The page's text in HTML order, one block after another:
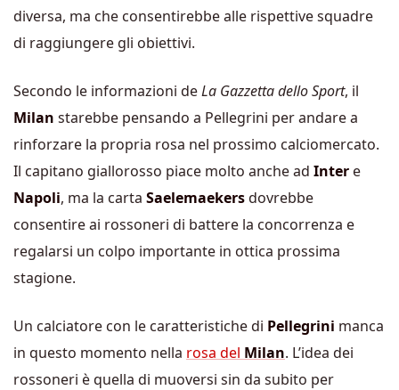
diversa, ma che consentirebbe alle rispettive squadre
di raggiungere gli obiettivi.
Secondo le informazioni deLa Gazzetta dello Sport, il
Milan starebbe pensando a Pellegrini per andare a
rinforzare la propria rosa nel prossimo calciomercato.
Il capitano giallorosso piace molto anche ad Inter e
Napoli, ma la carta Saelemaekersdovrebbe
consentire ai rossoneri di battere la concorrenza e
regalarsi un colpo importante in ottica prossima
stagione.
Un calciatore con le caratteristiche di Pellegrini manca
in questo momento nella rosa del Milan. L’idea dei
rossoneri è quella di muoversi sin da subito per